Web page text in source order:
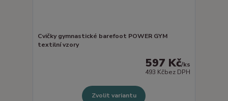
Cvičky gymnastické barefoot POWER GYM
textilní vzory
597 Kč/ks
493 Kčbez DPH
Zvolit variantu